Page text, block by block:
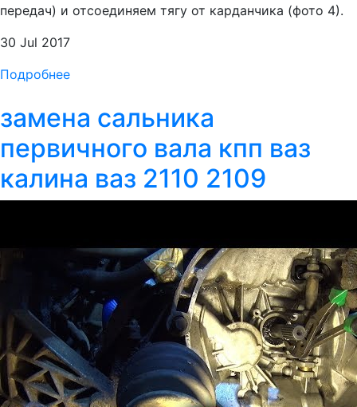
передач) и отсоединяем тягу от карданчика (фото 4).
30 Jul 2017
Подробнее
замена сальника
первичного вала кпп ваз
калина ваз 2110 2109